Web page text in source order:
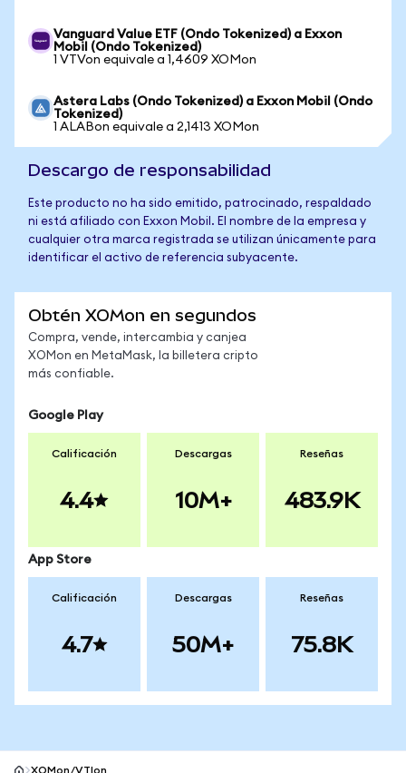
Vanguard Value ETF (Ondo Tokenized) a Exxon
Mobil (Ondo Tokenized)
1 VTVon equivale a 1,4609 XOMon
Astera Labs (Ondo Tokenized) a Exxon Mobil (Ondo
Tokenized)
1 ALABon equivale a 2,1413 XOMon
Descargo de responsabilidad
Este producto no ha sido emitido, patrocinado, respaldado
ni está afiliado con Exxon Mobil. El nombre de la empresa y
cualquier otra marca registrada se utilizan únicamente para
identificar el activo de referencia subyacente.
Obtén XOMon en segundos
Compra, vende, intercambia y canjea
XOMon en MetaMask, la billetera cripto
más confiable.
Google Play
Calificación
4.4
Descargas
10M+
Reseñas
483.9K
App Store
Calificación
4.7
Descargas
50M+
Reseñas
75.8K
XOMon/VTIon